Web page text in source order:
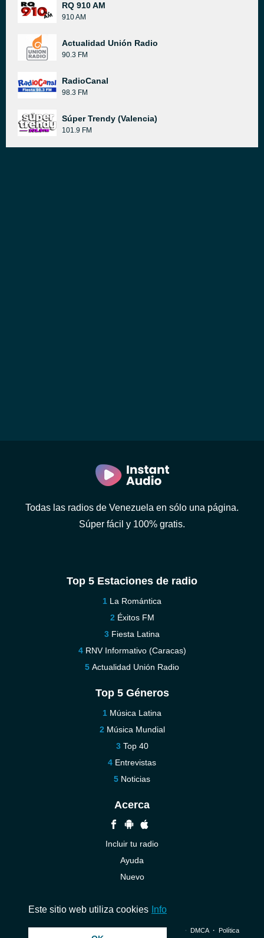
RQ 910 AM
910 AM
Actualidad Unión Radio
90.3 FM
RadioCanal
98.3 FM
Súper Trendy (Valencia)
101.9 FM
Todas las radios de Venezuela en sólo una página.
Súper fácil y 100% gratis.
Top 5 Estaciones de radio
La Romántica
Éxitos FM
Fiesta Latina
RNV Informativo (Caracas)
Actualidad Unión Radio
Top 5 Géneros
Música Latina
Música Mundial
Top 40
Entrevistas
Noticias
Acerca
Incluir tu radio
Ayuda
Nuevo
© 2026 InstantAudio. Reservados todos los derechos. ・ DMCA・ Política
Este sitio web utiliza cookies Info